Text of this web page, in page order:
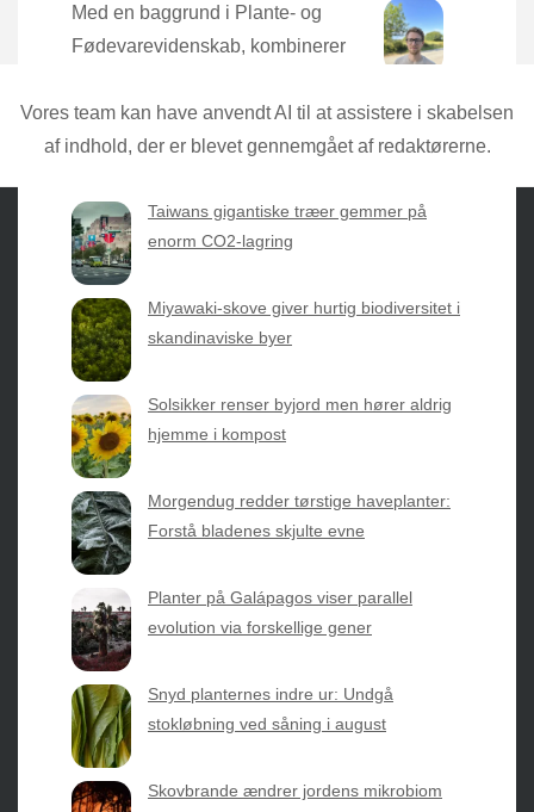
Med en baggrund i Plante- og
Fødevarevidenskab, kombinerer
praktisk erfaring direkte fra mulden.
Taiwans gigantiske træer gemmer på
enorm CO2-lagring
Miyawaki-skove giver hurtig biodiversitet i
skandinaviske byer
Solsikker renser byjord men hører aldrig
hjemme i kompost
Morgendug redder tørstige haveplanter:
Forstå bladenes skjulte evne
Planter på Galápagos viser parallel
evolution via forskellige gener
Snyd planternes indre ur: Undgå
stokløbning ved såning i august
Skovbrande ændrer jordens mikrobiom
Vores team kan have anvendt AI til at assistere i skabelsen
af indhold, der er blevet gennemgået af redaktørerne.
Sæsonvis
- Din foretrukne kilde til alt inden for
havearbejde og botanik. Få jordnære råd, spændende
nyheder fra botanikkens verden og nemme genveje til
sæsonens grønne glæder.
2026 © Web Atelier ApS
Privatlivspolitik & Cookies
Kontakt Os
Om os